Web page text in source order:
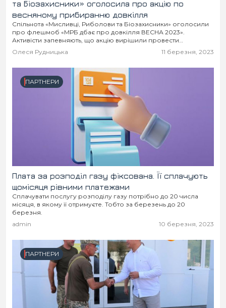
та Біозахисники» оголосила про акцію по
весняному прибиранню довкілля
Спільнота «Мисливці, Риболови та Біозахисники» оголосили
про флешмоб «МРБ дбає про довкілля ВЕСНА 2023».
Активісти запевняють, що акцію вирішили провести
«наперекір війні та біді»…
Олеся Рудницька 11 березня, 2023
ПАРТНЕРИ
Плата за розподіл газу фіксована. Її сплачують
щомісяця рівними платежами
Сплачувати послугу розподілу газу потрібно до 20 числа
місяця, в якому її отримуєте. Тобто за березень до 20
березня.
admin
10 березня, 2023
ПАРТНЕРИ